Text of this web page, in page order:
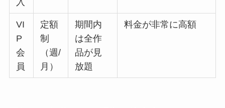
入
VI
P
会
員
定額
制
（週/
月）
期間内
は全作
品が見
放題
料金が非常に高額